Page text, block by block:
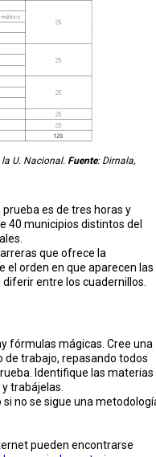
U. Nacional. Fuente: Dirnala,
es de tres horas y
40 municipios distintos del
que ofrece la
el orden en que aparecen las
entre los cuadernillos.
fórmulas mágicas. Cree una
trabajo, repasando todos
Identifique las materias
trabájelas.
no se sigue una
pueden encontrarse